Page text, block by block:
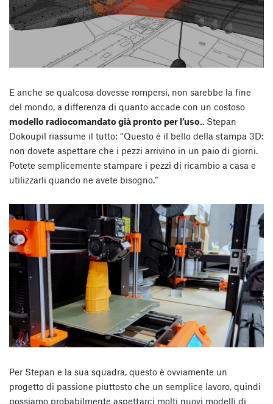
E anche se qualcosa dovesse rompersi, non sarebbe la fine
del mondo, a differenza di quanto accade con un costoso
modello radiocomandato già pronto per l’uso.. Stepan
Dokoupil riassume il tutto: “Questo è il bello della stampa 3D:
non dovete aspettare che i pezzi arrivino in un paio di giorni.
Potete semplicemente stampare i pezzi di ricambio a casa e
utilizzarli quando ne avete bisogno.”
Per Stepan e la sua squadra, questo è ovviamente un
progetto di passione piuttosto che un semplice lavoro, quindi
possiamo probabilmente aspettarci molti nuovi modelli di